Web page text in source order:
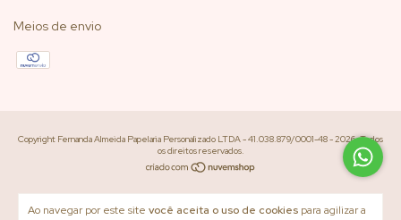
Ao navegar por este site você aceita o uso de cookies para agilizar a
Meios de envio
Copyright Fernanda Almeida Papelaria Personalizado LTDA - 41.038.879/0001-48 - 2026. Todos
os direitos reservados.